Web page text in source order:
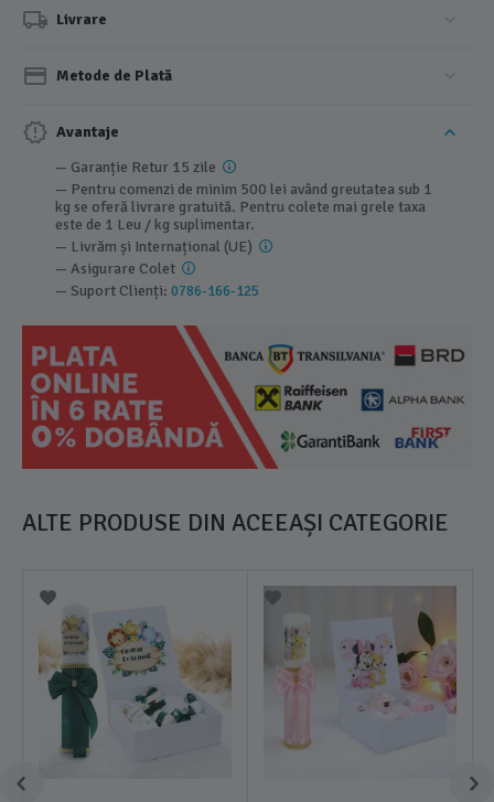
Livrare
Metode de Plată
Avantaje
— Garanție Retur 15 zile
— Pentru comenzi de minim 500 lei având greutatea sub 1
kg se oferă livrare gratuită. Pentru colete mai grele taxa
este de 1 Leu / kg suplimentar.
— Livrăm și Internațional (UE)
— Asigurare Colet
— Suport Clienți:0786-166-125
ALTE PRODUSE DIN ACEEAȘI CATEGORIE